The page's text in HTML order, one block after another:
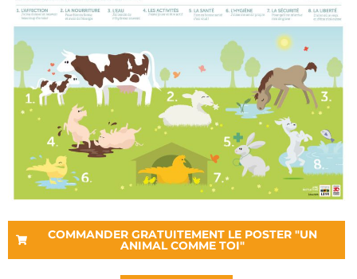
COMMANDER GRATUITEMENT LE POSTER "UN
ANIMAL COMME TOI"